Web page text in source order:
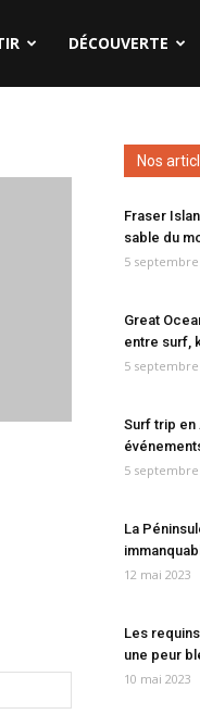
DÉCOUVERTE
Nos
Fraser
sable du
5 septembre
Great
entre surf,
5 septembre
Surf trip en
5 septembre
La
12 mai 2023
Les
une peur
10 mai 2023